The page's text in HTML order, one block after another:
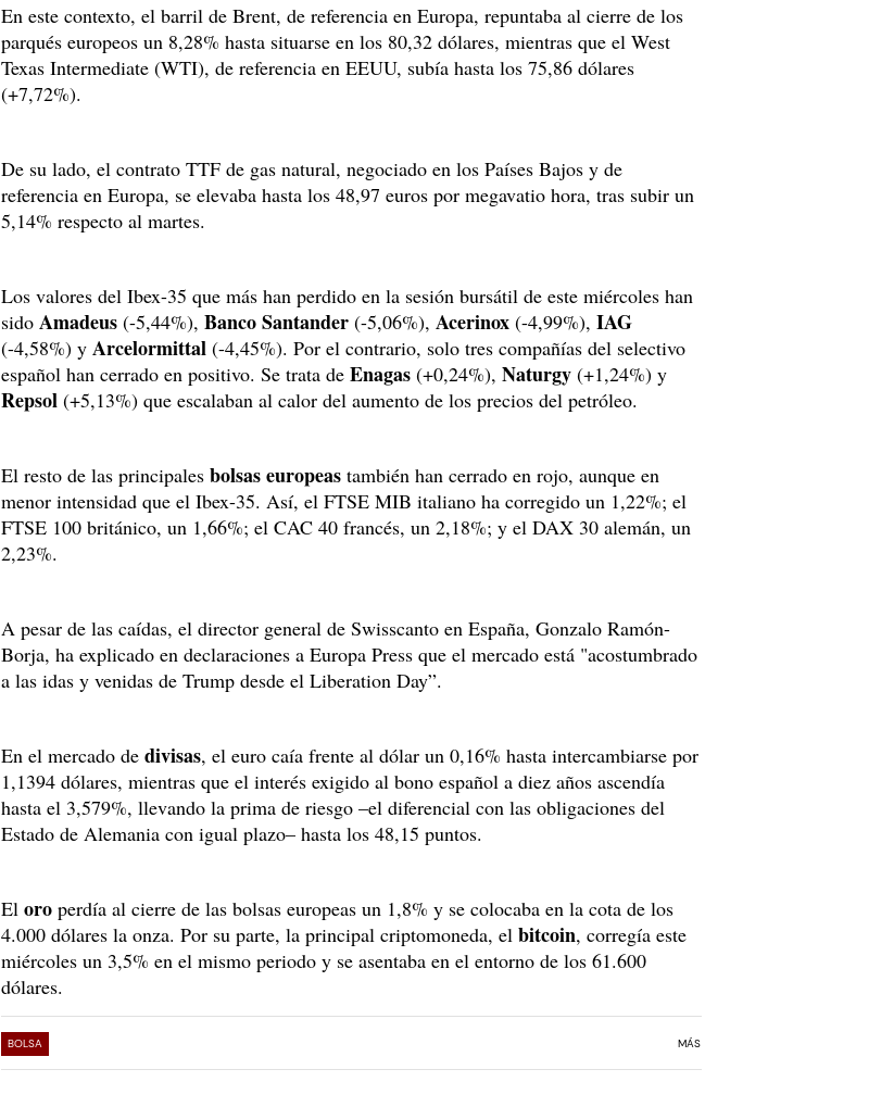
En este contexto, el barril de Brent, de referencia en Europa, repuntaba al cierre de los
parqués europeos un 8,28% hasta situarse en los 80,32 dólares, mientras que el West
Texas Intermediate (WTI), de referencia en EEUU, subía hasta los 75,86 dólares
(+7,72%).
De su lado, el contrato TTF de gas natural, negociado en los Países Bajos y de
referencia en Europa, se elevaba hasta los 48,97 euros por megavatio hora, tras subir un
5,14% respecto al martes.
Los valores del Ibex-35 que más han perdido en la sesión bursátil de este miércoles han
sido Amadeus (-5,44%), Banco Santander (-5,06%), Acerinox (-4,99%), IAG
(-4,58%) y Arcelormittal (-4,45%). Por el contrario, solo tres compañías del selectivo
español han cerrado en positivo. Se trata de Enagas (+0,24%), Naturgy (+1,24%) y
Repsol (+5,13%) que escalaban al calor del aumento de los precios del petróleo.
El resto de las principales bolsas europeas también han cerrado en rojo, aunque en
menor intensidad que el Ibex-35. Así, el FTSE MIB italiano ha corregido un 1,22%; el
FTSE 100 británico, un 1,66%; el CAC 40 francés, un 2,18%; y el DAX 30 alemán, un
2,23%.
A pesar de las caídas, el director general de Swisscanto en España, Gonzalo Ramón-
Borja, ha explicado en declaraciones a Europa Press que el mercado está "acostumbrado
a las idas y venidas de Trump desde el Liberation Day”.
En el mercado de divisas, el euro caía frente al dólar un 0,16% hasta intercambiarse por
1,1394 dólares, mientras que el interés exigido al bono español a diez años ascendía
hasta el 3,579%, llevando la prima de riesgo –el diferencial con las obligaciones del
Estado de Alemania con igual plazo– hasta los 48,15 puntos.
El oro perdía al cierre de las bolsas europeas un 1,8% y se colocaba en la cota de los
4.000 dólares la onza. Por su parte, la principal criptomoneda, el bitcoin, corregía este
miércoles un 3,5% en el mismo periodo y se asentaba en el entorno de los 61.600
dólares.
BOLSA MÁS